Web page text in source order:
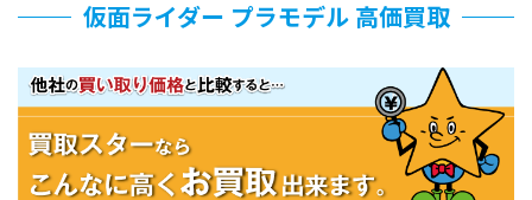
仮面ライダー プラモデル 高価買取